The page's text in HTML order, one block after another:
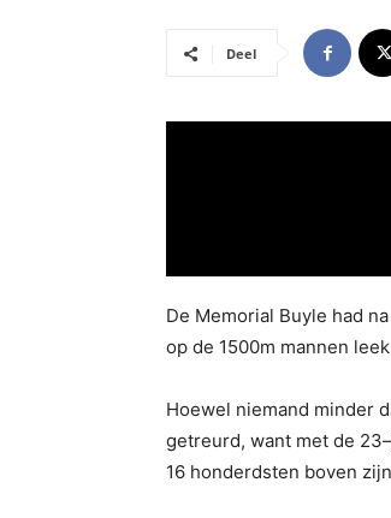
Deel
De Memorial Buyle had
op de 1500m mannen
Hoewel niemand minder
getreurd, want met de
16 honderdsten boven